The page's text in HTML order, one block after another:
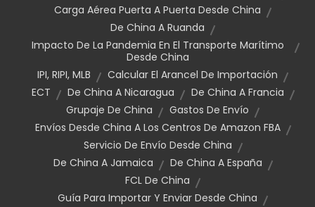
Carga Aérea Puerta A Puerta Desde China
De China A Ruanda
Impacto De La Pandemia En El Transporte Marítimo
Desde China
IPI, RIPI, MLB
Calcular El Arancel De Importación
ECT
De China A Nicaragua
De China A Francia
Grupaje De China
Gastos De Envío
Envíos Desde China A Los Centros De Amazon FBA
Servicio De Envío Desde China
De China A Jamaica
De China A España
FCL De China
Guía Para Importar Y Enviar Desde China